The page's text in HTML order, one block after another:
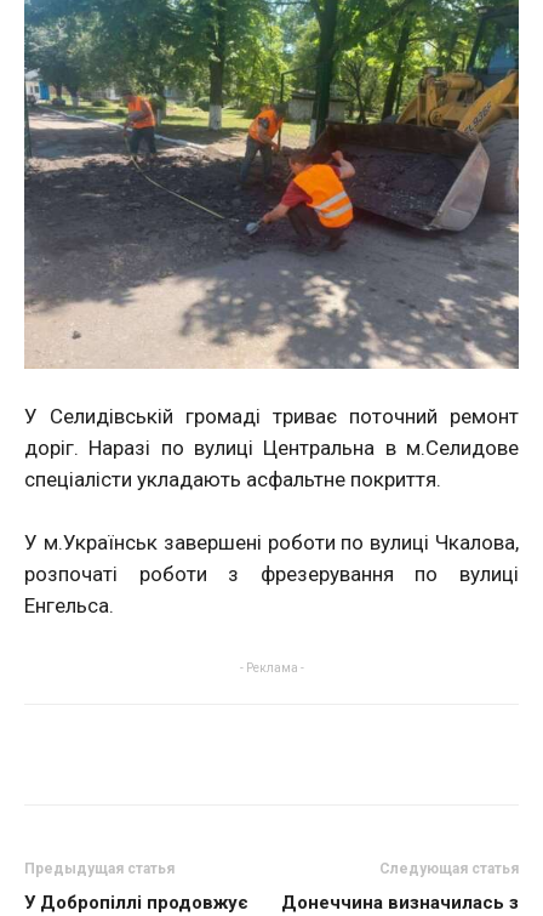
У Селидівській громаді триває поточний ремонт
доріг. Наразі по вулиці Центральна в м.Селидове
спеціалісти укладають асфальтне покриття.
У м.Українськ завершені роботи по вулиці Чкалова,
розпочаті роботи з фрезерування по вулиці
Енгельса.
- Реклама -
Предыдущая статья
У Добропіллі продовжує
Следующая статья
Донеччина визначилась з